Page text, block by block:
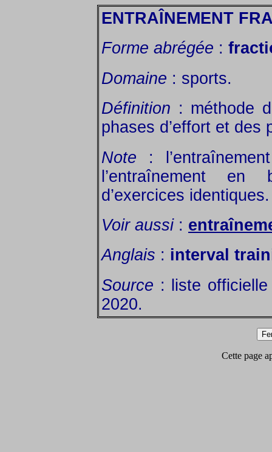
ENTRAÎNEMENT
Forme abrégée :
Domaine : sports.
Définition : méthode
phases d’effort et des
Note :
l’entraînement en
d’exercices identiques.
Voir aussi:
Anglais : interval
Source : liste
2020.
Cette page